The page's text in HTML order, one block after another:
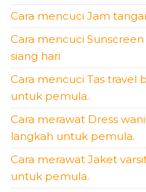
Cara mencuci Jam
Cara mencuci
siang hari
Cara mencuci Tas travel
untuk pemula.
Cara merawat Dress
langkah untuk pemula.
Cara merawat Jaket
untuk pemula.